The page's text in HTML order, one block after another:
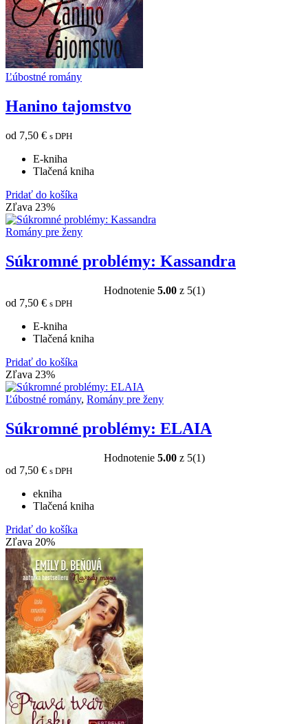
Ľúbostné romány
Hanino tajomstvo
od 7,50 € s DPH
E-kniha
Tlačená kniha
Pridať do košíka
Zľava 23%
Romány pre ženy
Súkromné problémy: Kassandra
Hodnotenie 5.00z 5(1)
od 7,50 € s DPH
E-kniha
Tlačená kniha
Pridať do košíka
Zľava 23%
Ľúbostné romány, Romány pre ženy
Súkromné problémy: ELAIA
Hodnotenie 5.00z 5(1)
od 7,50 € s DPH
ekniha
Tlačená kniha
Pridať do košíka
Zľava 20%